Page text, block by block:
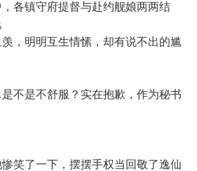
各镇守府提督与赴约舰娘两两结
，明明互生情愫，却有说不出的尴
是不舒服？实在抱歉，作为秘书
了一下，摆摆手权当回敬了逸仙